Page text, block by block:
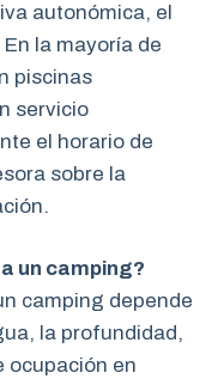
autonómica, el
la mayoría de
piscinas
servicio
el horario de
sobre la
un camping?
camping depende
la profundidad,
ocupación en